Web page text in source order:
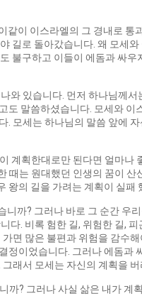
같이 이스라엘의 그 경내로 통
길로 돌아갔습니다. 왜 모세
불구하고 이들이 에돔과 싸
와 있습니다. 먼저 하나님께
말씀하셨습니다. 모세와 이
모세는 하나님의 말씀 앞에
계획한대로만 된다면 얼마나
때는 원대했던 인생의 꿈이 산
왕의 길을 가려는 계획이 실패
까? 그러나 바로 그 순간 우
. 비록 험한 길, 위험한 길,
면 많은 불편과 위험을 감수
이었습니다. 그러나 에돔과
래서 모세는 자신의 계획을
? 그러나 사실 삶은 내가 계